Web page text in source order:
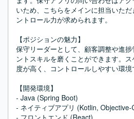
いため、こちらをメインに担当いた
ントロール力が求められます。
【ポジションの魅力】
保守リーダーとして、顧客調整や進
ントスキルを磨くことができます。
度が高く、コントロールしやすい環境
【開発環境】
- Java (Spring Boot)
- ネイティブアプリ (Kotlin, Objective-
- フロントエンド (React)